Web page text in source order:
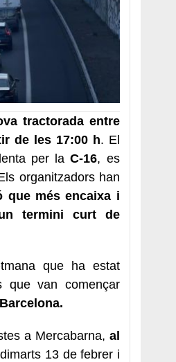
tractorada entre
de les 17:00 h. El
per laC-16, es
organitzadors han
que més encaixa i
termini curt de
que ha estat
que van començar
a Mercabarna, al
13 de febrer i